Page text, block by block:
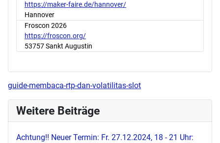
https://maker-faire.de/hannover/
Hannover
Froscon 2026
https://froscon.org/
53757 Sankt Augustin
guide-membaca-rtp-dan-volatilitas-slot
Weitere Beiträge
Achtung!! Neuer Termin: Fr. 27.12.2024, 18 - 21 Uhr: